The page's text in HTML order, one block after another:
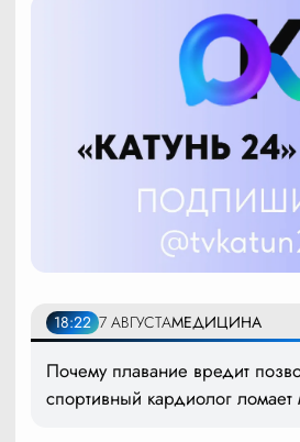
18:22 7 АВГУСТАМЕДИЦИНА
Почему плавание вредит
спортивный кардиолог